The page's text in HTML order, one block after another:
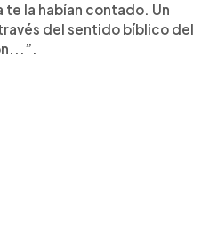
te la habían contado. Un
del sentido bíblico del